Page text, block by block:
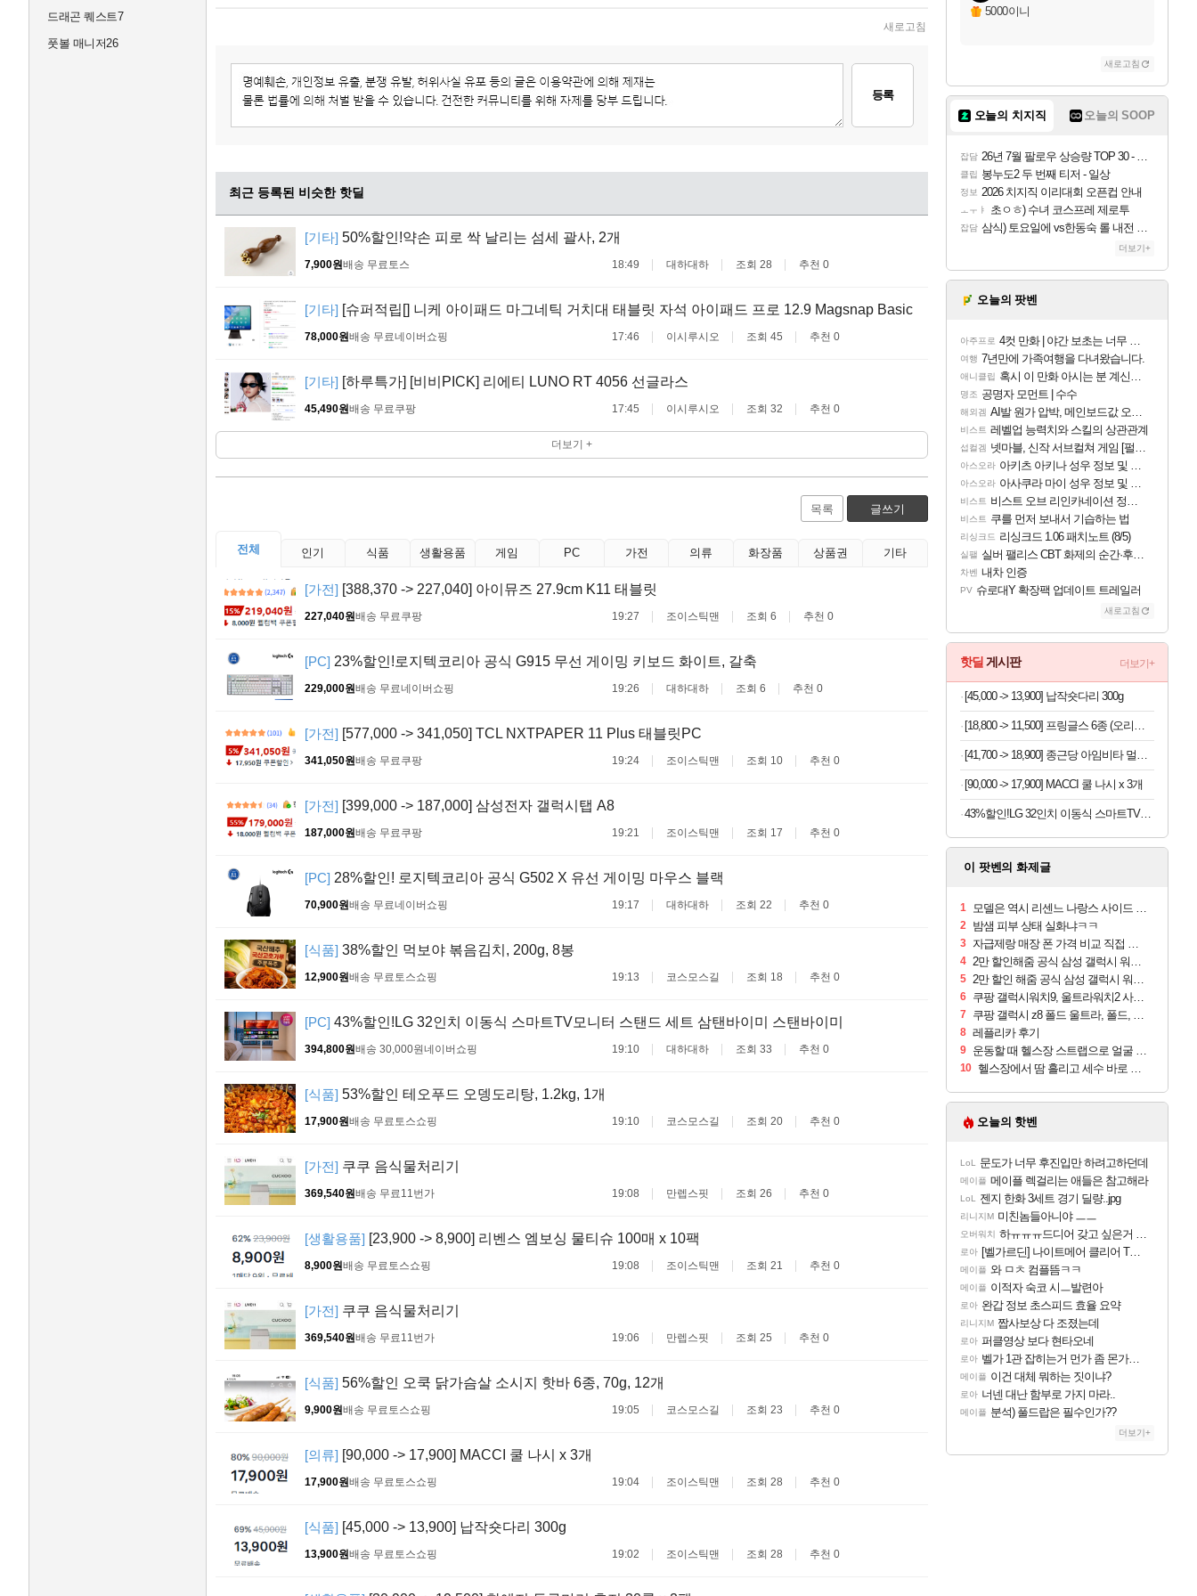
드래곤 퀘스트7
풋볼 매니저26
새로고침
등록
최근 등록된 비슷한 핫딜
[기타] 50%할인!약손 피로 싹 날리는 섬세 괄사, 2개
7,900원배송 무료토스 18:49 대하대하 조회 28 추천 0
[기타] [슈퍼적립[] 니케 아이패드 마그네틱 거치대 태블릿 자석 아이패드 프로 12.9 Magsnap Basic
78,000원배송 무료네이버쇼핑 17:46 이시루시오 조회 45 추천 0
[기타] [하루특가] [비비PICK] 리에티 LUNO RT 4056 선글라스
45,490원배송 무료쿠팡 17:45 이시루시오 조회 32 추천 0
더보기 +
목록 글쓰기
전체 인기 식품 생활용품 게임 PC 가전 의류 화장품 상품권 기타
[가전] [388,370 -> 227,040] 아이뮤즈 27.9cm K11 태블릿
227,040원배송 무료쿠팡 19:27 조이스틱맨 조회 6 추천 0
[PC] 23%할인!로지텍코리아 공식 G915 무선 게이밍 키보드 화이트, 갈축
229,000원배송 무료네이버쇼핑 19:26 대하대하 조회 6 추천 0
[가전] [577,000 -> 341,050] TCL NXTPAPER 11 Plus 태블릿PC
341,050원배송 무료쿠팡 19:24 조이스틱맨 조회 10 추천 0
[가전] [399,000 -> 187,000] 삼성전자 갤럭시탭 A8
187,000원배송 무료쿠팡 19:21 조이스틱맨 조회 17 추천 0
[PC] 28%할인! 로지텍코리아 공식 G502 X 유선 게이밍 마우스 블랙
70,900원배송 무료네이버쇼핑 19:17 대하대하 조회 22 추천 0
[식품] 38%할인 먹보야 볶음김치, 200g, 8봉
12,900원배송 무료토스쇼핑 19:13 코스모스길 조회 18 추천 0
[PC] 43%할인!LG 32인치 이동식 스마트TV모니터 스탠드 세트 삼탠바이미 스탠바이미
394,800원배송 30,000원네이버쇼핑 19:10 대하대하 조회 33 추천 0
[식품] 53%할인 테오푸드 오뎅도리탕, 1.2kg, 1개
17,900원배송 무료토스쇼핑 19:10 코스모스길 조회 20 추천 0
[가전] 쿠쿠 음식물처리기
369,540원배송 무료11번가 19:08 만렙스핏 조회 26 추천 0
[생활용품] [23,900 -> 8,900] 리벤스 엠보싱 물티슈 100매 x 10팩
8,900원배송 무료토스쇼핑 19:08 조이스틱맨 조회 21 추천 0
[가전] 쿠쿠 음식물처리기
369,540원배송 무료11번가 19:06 만렙스핏 조회 25 추천 0
[식품] 56%할인 오쿡 닭가슴살 소시지 핫바 6종, 70g, 12개
9,900원배송 무료토스쇼핑 19:05 코스모스길 조회 23 추천 0
[의류] [90,000 -> 17,900] MACCI 쿨 나시 x 3개
17,900원배송 무료토스쇼핑 19:04 조이스틱맨 조회 28 추천 0
[식품] [45,000 -> 13,900] 납작숏다리 300g
13,900원배송 무료토스쇼핑 19:02 조이스틱맨 조회 28 추천 0
5000이니
새로고침
오늘의 치지직 오늘의 SOOP
잡담 26년 7월 팔로우 상승량 TOP 30 - 월간 치지직
클립 봉누도2 두 번째 티저 - 일상
정보 2026 치지직 이리대회 오픈컵 안내
ㅗㅜㅑ 초ㅇㅎ) 수녀 코스프레 제로투
잡담 삼식) 토요일에 vs한동숙 롤 내전 예정
더보기+
오늘의 팟벤
아주프로 4컷 만화 | 야간 보초는 너무 힘들어
여행 7년만에 가족여행을 다녀왔습니다.
애니클립 혹시 이 만화 아시는 분 계신가요
명조 공명자 모먼트 | 수수
해외겜 AI발 원가 압박, 메인보드값 오르나
비스트 레벨업 능력치와 스킬의 상관관계
섭컬겜 넷마블, 신작 서브컬쳐 게임 [펄 인 블루] 티저 사이트 오픈
아스오라 아키츠 아키나 성우 정보 및 주요 필모
아스오라 아사쿠라 마이 성우 정보 및 주요 필모
비스트 비스트 오브 리인카네이션 정보/공략글 모음
비스트 쿠를 먼저 보내서 기습하는 법
리싱크드 리싱크드 1.06 패치노트 (8/5)
실팰 실버 팰리스 CBT 화제의 순간·후기 모음
차벤 내차 인증
PV 슈로대Y 확장팩 업데이트 트레일러
새로고침
핫딜 게시판 더보기+
[45,000 -> 13,900] 납작숏다리 300g
[18,800 -> 11,500] 프링글스 6종 (오리지날+사워크림어니언+치즈)
[41,700 -> 18,900] 종근당 아임비타 멀티비타민 30정 x 3박스
[90,000 -> 17,900] MACCI 쿨 나시 x 3개
43%할인!LG 32인치 이동식 스마트TV모니터 스탠드 세트 삼탠바이미 스탠바이미
이 팟벤의 화제글
1 모델은 역시 리센느 나랑스 사이드 1.25L 1박스
2 밤샘 피부 상태 실화냐ㅋㅋ
3 자급제랑 매장 폰 가격 비교 직접 안가도 되네요
4 2만 할인해줌 공식 삼성 갤럭시 워치9 크림, 40mm, 블루투스
5 2만 할인 해줌 공식 삼성 갤럭시 워치9 실버, 44mm, 블루투스
6 쿠팡 갤럭시워치9, 울트라워치2 사전구매 혜택 받아보세요
7 쿠팡 갤럭시 z8 폴드 울트라, 폴드, 플립 사전예약
8 레플리카 후기
9 운동할 때 헬스장 스트랩으로 얼굴 만졌다가 볼 뒤집어짐
10 헬스장에서 땀 흘리고 세수 바로 안 하면 트러블 나냐?
오늘의 핫벤
LoL 문도가 너무 후진입만 하려고하던데
메이플 메이플 렉걸리는 애들은 참고해라
LoL 젠지 한화 3세트 경기 딜량..jpg
리니지M 미친놈들아니야 ㅡㅡ
오버워치 하ㅠㅠㅠ드디어 갖고 싶은거 나왓어 ㅠㅠㅠㅠ
로아 [벨가르딘] 나이트메어 클리어 TOP10 알려드립니다.
메이플 와 ㅁㅊ 컴플뜸ㅋㅋ
메이플 이적자 숙코 시ㅡ발련아
로아 완갑 정보 초스피드 효율 요약
리니지M 짭사보상 다 조졌는데
로아 퍼클영상 보다 현타오네
로아 벨가 1관 잡히는거 먼가 좀 몬가몬가네..
메이플 이건 대체 뭐하는 짓이냐?
로아 너넨 대난 함부로 가지 마라..
메이플 분석) 풀드랍은 필수인가??
더보기+